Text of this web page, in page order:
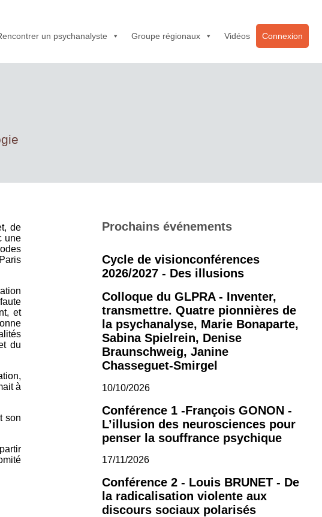
un psychanalyste Groupe régionaux Vidéos Connexion
de
une
et
du
à
son
Prochains événements
Cycle de visionconférences
2026/2027 - Des illusions
Colloque du GLPRA - Inventer,
transmettre. Quatre pionnières de
la psychanalyse, Marie Bonaparte,
Sabina Spielrein, Denise
Braunschweig, Janine
Chasseguet-Smirgel
10/10/2026
Conférence 1 -François GONON -
L’illusion des neurosciences pour
penser la souffrance psychique
17/11/2026
Conférence 2 - Louis BRUNET - De
la radicalisation violente aux
discours sociaux polarisés